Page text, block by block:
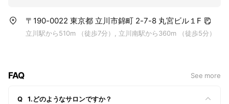
・小顔フェイシャル
立川駅南口より徒歩約7分。
〒190-0022 東京都 立川市錦町 2-7-8 丸宮ビル１F
立川駅から510m （徒歩7分）, 立川南駅から360m （徒歩5分）
FAQ See more
Q
1.どのようなサロンですか？